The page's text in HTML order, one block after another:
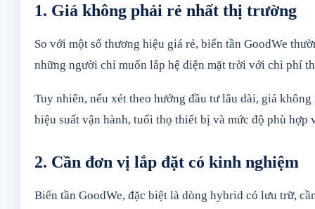
1. Giá không phải rẻ nhất thị trường
So với một số thương hiệu giá rẻ, biến tần GoodWe
những người chỉ muốn lắp hệ điện mặt trời với chi phí
Tuy nhiên, nếu xét theo hướng đầu tư lâu dài, giá
hiệu suất vận hành, tuổi thọ thiết bị và mức độ phù hợp
2. Cần đơn vị lắp đặt có kinh nghiệm
Biến tần GoodWe, đặc biệt là dòng hybrid có lưu trữ,